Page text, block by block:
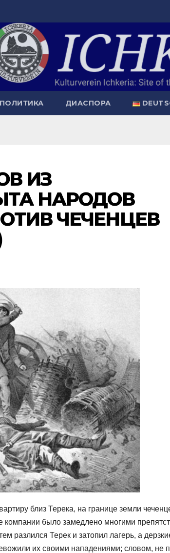
ПОЛИТИКА ДИАСПОРА
ИЗ
НАРОДОВ
ЧЕЧЕНЦЕВ
близ Терека, на границе земли
компании было замедлено многими
разлился Терек и затопил лагерь, а
их своими нападениями; словом, не